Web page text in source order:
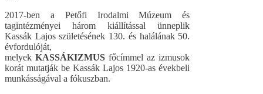
2017-ben a Petőfi Irodalmi Múzeum és
tagintézményei három kiállítással ünneplik
Kassák Lajos születésének 130. és halálának 50.
évfordulóját,
melyekKASSÁKIZMUSfőcímmel az izmusok
korát mutatják be Kassák Lajos 1920-as évekbeli
munkásságával a fókuszban.